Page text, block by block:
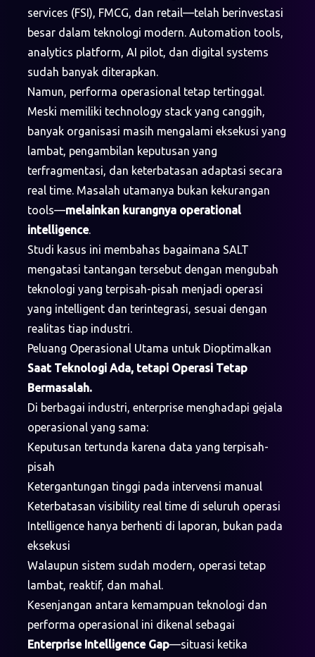
services (FSI), FMCG, dan retail—telah berinvestasi
besar dalam teknologi modern. Automation tools,
analytics platform, AI pilot, dan digital systems
sudah banyak diterapkan.
Namun, performa operasional tetap tertinggal.
Meski memiliki technology stack yang canggih,
banyak organisasi masih mengalami eksekusi yang
lambat, pengambilan keputusan yang
terfragmentasi, dan keterbatasan adaptasi secara
real time. Masalah utamanya bukan kekurangan
tools—melainkan kurangnya operational
intelligence.
Studi kasus ini membahas bagaimana SALT
mengatasi tantangan tersebut dengan mengubah
teknologi yang terpisah-pisah menjadi operasi
yang intelligent dan terintegrasi, sesuai dengan
realitas tiap industri.
Peluang Operasional Utama untuk Dioptimalkan
Saat Teknologi Ada, tetapi Operasi Tetap
Bermasalah.
Di berbagai industri, enterprise menghadapi gejala
operasional yang sama:
Keputusan tertunda karena data yang terpisah-
pisah
Ketergantungan tinggi pada intervensi manual
Keterbatasan visibility real time di seluruh operasi
Intelligence hanya berhenti di laporan, bukan pada
eksekusi
Walaupun sistem sudah modern, operasi tetap
lambat, reaktif, dan mahal.
Kesenjangan antara kemampuan teknologi dan
performa operasional ini dikenal sebagai
Enterprise Intelligence Gap—situasi ketika